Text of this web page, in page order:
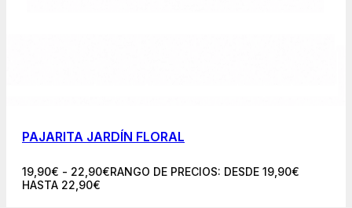
PAJARITA JARDÍN FLORAL
19,90€ - 22,90€RANGO DE PRECIOS: DESDE 19,90€
HASTA 22,90€